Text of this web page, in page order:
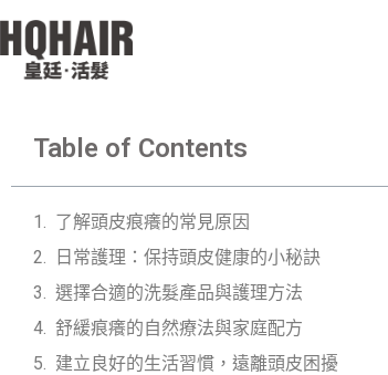
Table of Contents
了解頭皮痕癢的常見原因
日常護理：保持頭皮健康的小秘訣
選擇合適的洗髮產品與護理方法
舒緩痕癢的自然療法與家庭配方
建立良好的生活習慣，遠離頭皮困擾